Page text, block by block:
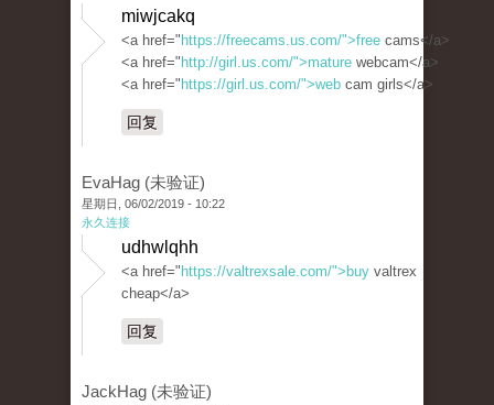
miwjcakq
<a href=" https://freecams.us.com/">free cams</a>
<a href=" http://girl.us.com/">mature webcam</a>
<a href=" https://girl.us.com/">web cam girls</a>
回复
EvaHag (未验证)
星期日, 06/02/2019 - 10:22
永久连接
udhwlqhh
<a href=" https://valtrexsale.com/">buy valtrex
cheap</a>
回复
JackHag (未验证)